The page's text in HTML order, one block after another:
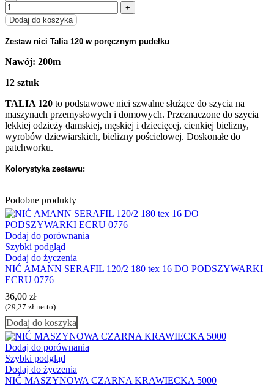
Dodaj do koszyka
Zestaw nici Talia 120 w poręcznym pudełku
Nawój: 200m
12 sztuk
TALIA 120 to podstawowe nici szwalne służące do szycia na
maszynach przemysłowych i domowych. Przeznaczone do szycia
lekkiej odzieży damskiej, męskiej i dziecięcej, cienkiej bielizny,
wyrobów dziewiarskich, bielizny pościelowej. Doskonałe do
patchworku.
Kolorystyka zestawu:
Podobne produkty
Dodaj do porównania
Szybki podgląd
Dodaj do życzenia
NIĆ AMANN SERAFIL 120/2 180 tex 16 DO PODSZYWARKI
ECRU 0776
36,00 zł
(29,27 zł netto)
Dodaj do koszyka
Dodaj do porównania
Szybki podgląd
Dodaj do życzenia
NIĆ MASZYNOWA CZARNA KRAWIECKA 5000